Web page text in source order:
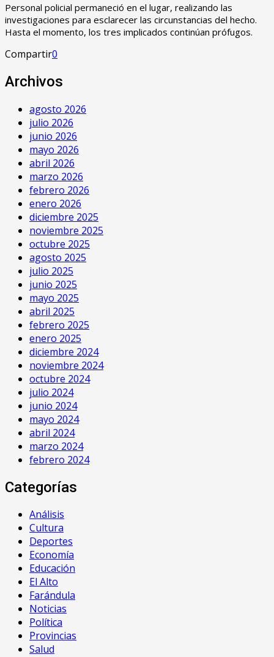
‎Personal policial permaneció en el lugar, realizando las
investigaciones para esclarecer las circunstancias del hecho.
Hasta el momento, los tres implicados continúan prófugos.
Compartir0
Archivos
agosto 2026
julio 2026
junio 2026
mayo 2026
abril 2026
marzo 2026
febrero 2026
enero 2026
diciembre 2025
noviembre 2025
octubre 2025
agosto 2025
julio 2025
junio 2025
mayo 2025
abril 2025
febrero 2025
enero 2025
diciembre 2024
noviembre 2024
octubre 2024
julio 2024
junio 2024
mayo 2024
abril 2024
marzo 2024
febrero 2024
Categorías
Análisis
Cultura
Deportes
Economía
Educación
El Alto
Farándula
Noticias
Política
Provincias
Salud